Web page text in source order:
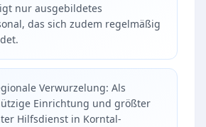
nur ausgebildetes
das sich zudem regelmäßig
Verwurzelung: Als
Einrichtung und größter
Hilfsdienst in Korntal-